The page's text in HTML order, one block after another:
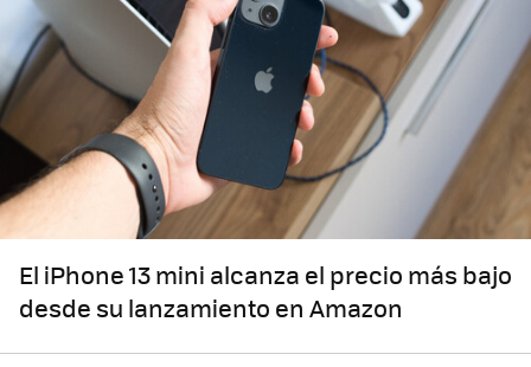
El iPhone 13 mini alcanza el precio más bajo
desde su lanzamiento en Amazon